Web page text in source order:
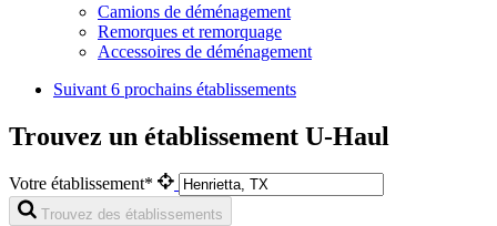
Camions de déménagement
Remorques et remorquage
Accessoires de déménagement
Suivant 6 prochains établissements
Trouvez un établissement U-Haul
Votre établissement*
Trouvez des établissements